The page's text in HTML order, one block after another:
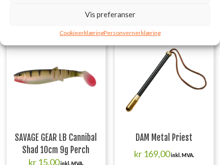
Vis preferanser
CookieerklæringPersonvernerklæring
Utsolgt
SAVAGE GEAR LB Cannibal
Shad 10cm 9g Perch
kr15,00inkl. MVA.
DAM Metal Priest
kr 169,00inkl. MVA.